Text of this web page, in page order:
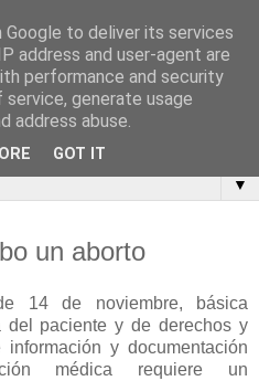
▼
un aborto
14 de noviembre, básica
del paciente y de derechos y
y documentación
médica requiere un
to deliver its services
address and user-agent are
performance and security
generate usage
address abuse.
GOT IT